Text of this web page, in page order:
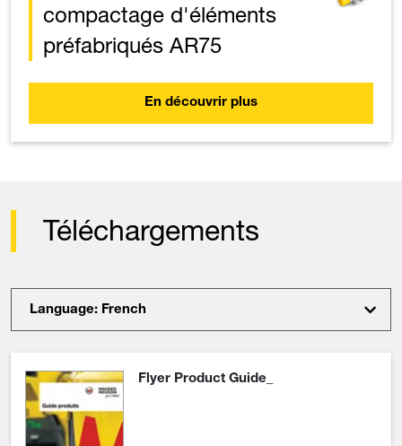
compactage d'éléments
préfabriqués AR75
En découvrir plus
Téléchargements
Language: French
Flyer Product Guide_